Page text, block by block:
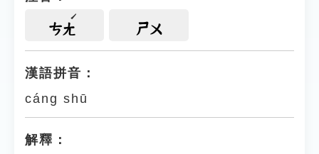
ㄘㄤ ㄕㄨ
漢語拼音：
cáng shū
解釋：